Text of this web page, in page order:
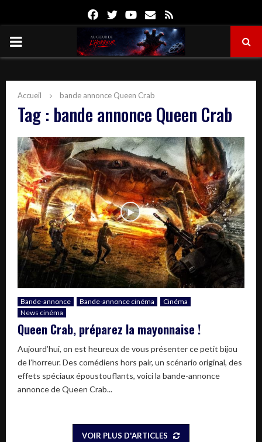
FacebookTwitterYoutube
Email
PRIMARY
Accueil bande annonce Queen Crab
Tag : bande annonce Queen Crab
Bande-annonce Bande-annonce cinéma
Cinéma
News cinéma
Queen Crab, préparez la mayonnaise !
Aujourd’hui, on est heureux de vous présenter ce petit bijou
de l’horreur. Des comédiens hors pair, un scénario original, des
effets spéciaux époustouflants, voici la bande-annonce
annonce de Queen Crab...
VOIR PLUS D'ARTICLES